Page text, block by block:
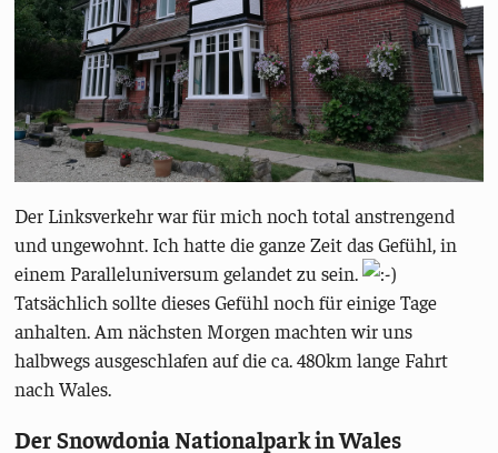
Der Linksverkehr war für mich noch total anstrengend
und ungewohnt. Ich hatte die ganze Zeit das Gefühl, in
einem Paralleluniversum gelandet zu sein.
Tatsächlich sollte dieses Gefühl noch für einige Tage
anhalten. Am nächsten Morgen machten wir uns
halbwegs ausgeschlafen auf die ca. 480km lange Fahrt
nach Wales.
Der Snowdonia Nationalpark in Wales